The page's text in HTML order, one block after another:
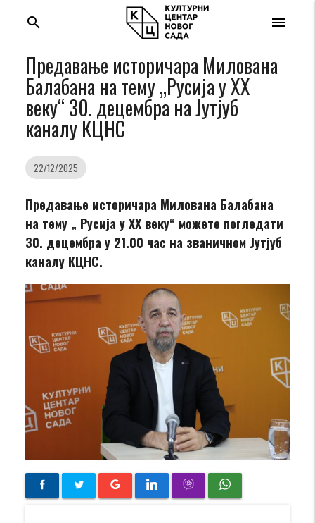
menu
search
Предавање историчара Милована
Балабана на тему „Русија у XX
веку“ 30. децембра на Јутјуб
каналу КЦНС
22/12/2025
Предавање историчара Милована Балабана
на тему „ Русија у XX веку“ можете погледати
30. децембра у 21.00 час на званичном Јутјуб
каналу КЦНС.